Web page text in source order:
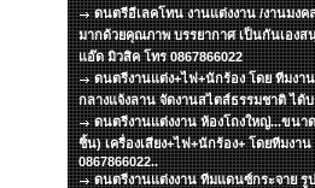
ดนตรีอีเลคโทน งานแต่งงาน /งานมงค
มากด้วยคุณภาพ บรรยากาศ เป็นกันเอง
แอ๊ด มิวสิค โทร 0867866022
ดนตรีงานแต่ง+ไฟ+นักร้อง โดย ทีมง
กลางแจ้งลาน จัดงานสไตส์ธรรมชาติ ได้
ดนตรีงานแต่งงาน ห้องโถงใหญ่...ขนา
ชิ้น) เครื่องเสียง+ไฟ+นักร้อง+ โดยทีมงา
0867866022..
ดนตรีงานแต่งงาน ทีมแดนซ์กระจาย